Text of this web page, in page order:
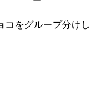
コをグループ分けし